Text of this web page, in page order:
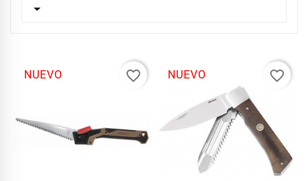

NUEVO favorite_border NUEVO favorite_border